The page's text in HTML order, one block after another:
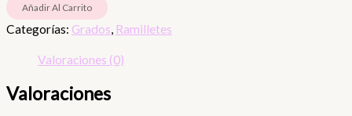
Añadir Al Carrito
Categorías: Grados, Ramilletes
Valoraciones (0)
Valoraciones